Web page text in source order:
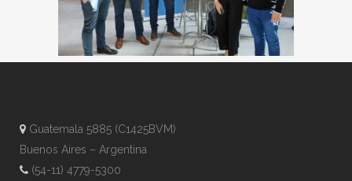
Guatemala 5885 (C1425BVM)
Buenos Aires – Argentina
(54-11) 4779-5300